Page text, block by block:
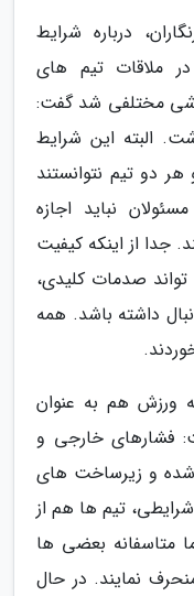
درباره شرایط
ملاقات تیم های
مختلفی شد گفت:
البته این شرایط
دو تیم نتوانستند
نباید اجازه
جدا از اینکه کیفیت
صدمات کلیدی،
داشته باشد. همه
ورزش هم به عنوان
فشارهای خارجی و
و زیرساخت های
تیم ها هم از
متاسفانه بعضی ها
نمایند. در حال